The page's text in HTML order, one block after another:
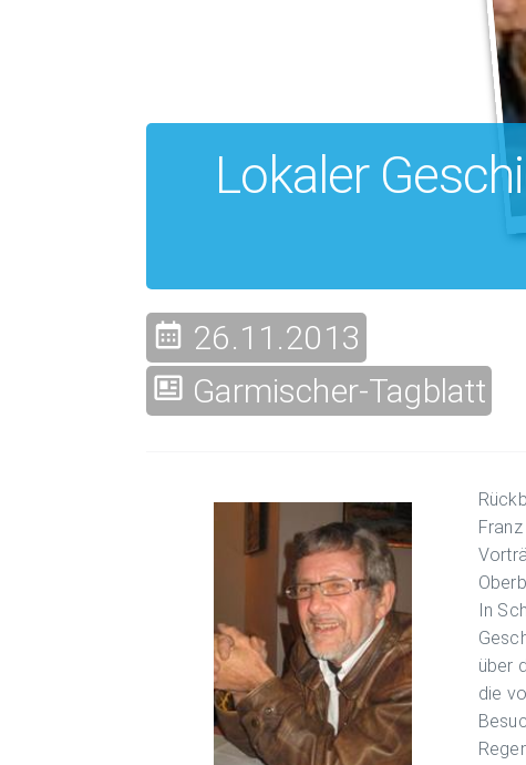
Lokaler
26.11.2013
Garmischer-Tagblatt
In
über
die